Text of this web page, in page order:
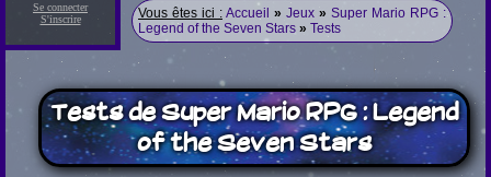
Se connecter
S'inscrire
Vous êtes ici : Accueil » Jeux » Super Mario RPG :
Legend of the Seven Stars » Tests
Tests de Super Mario RPG : Legend
of the Seven Stars